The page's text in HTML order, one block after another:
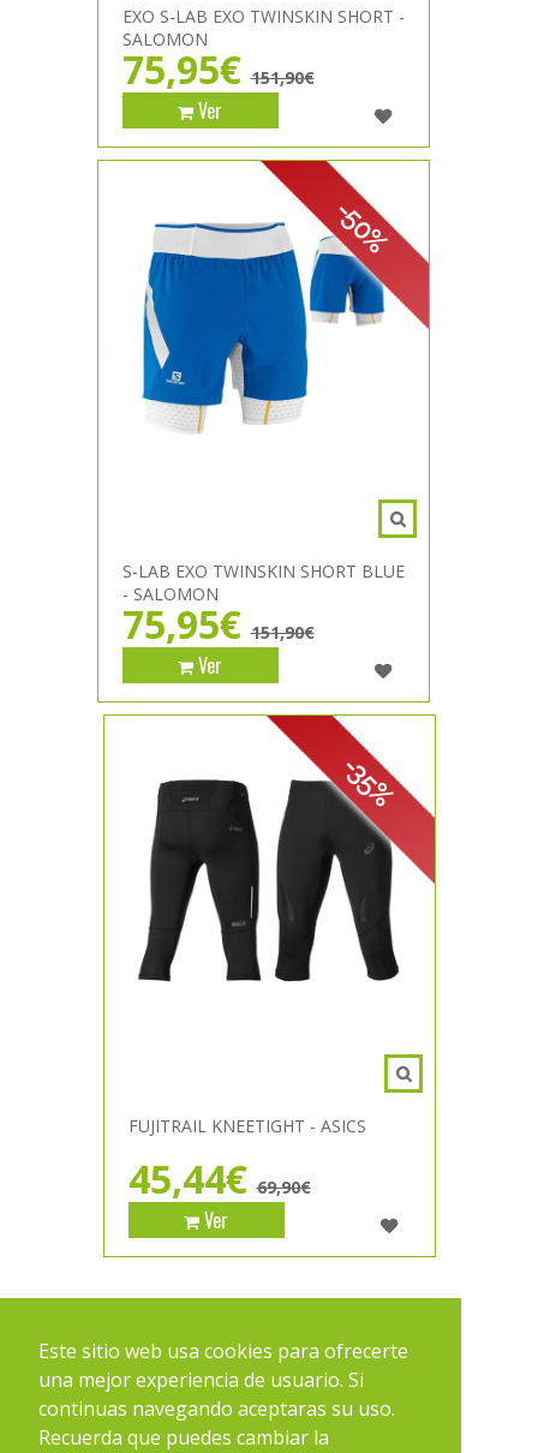
Este sitio web usa cookies para ofrecerte
una mejor experiencia de usuario. Si
continuas navegando aceptaras su uso.
Recuerda que puedes cambiar la
EXO S-LAB EXO TWINSKIN SHORT -
SALOMON
75,95€ 151,90€
Ver
-50%
S-LAB EXO TWINSKIN SHORT BLUE
- SALOMON
75,95€ 151,90€
Ver
-35%
FUJITRAIL KNEETIGHT - ASICS
45,44€ 69,90€
Ver